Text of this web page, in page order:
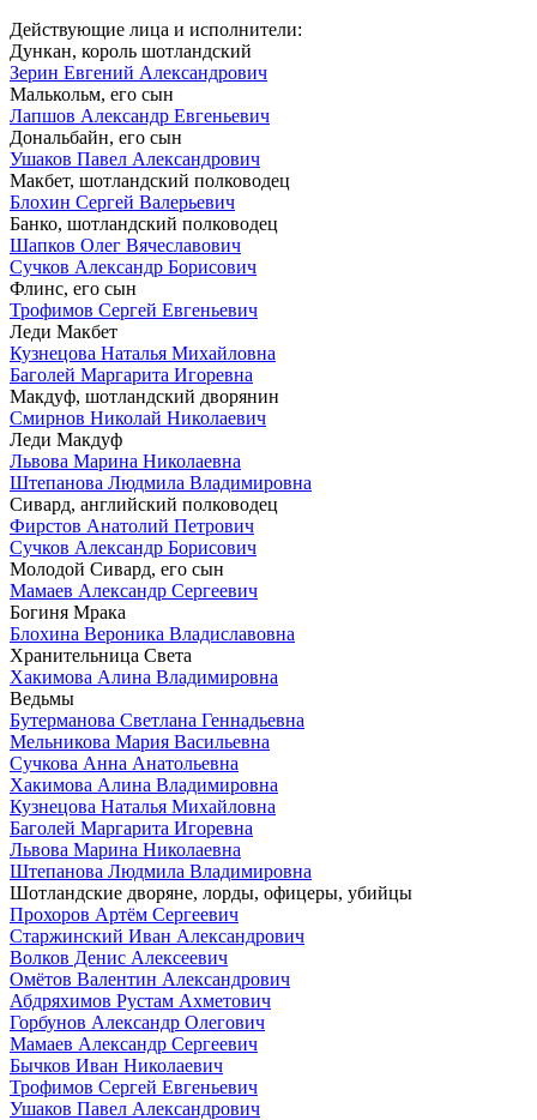
Действующие лица и исполнители:
Дункан, король шотландский
Зерин Евгений Александрович
Малькольм, его сын
Лапшов Александр Евгеньевич
Дональбайн, его сын
Ушаков Павел Александрович
Макбет, шотландский полководец
Блохин Сергей Валерьевич
Банко, шотландский полководец
Шапков Олег Вячеславович
Сучков Александр Борисович
Флинс, его сын
Трофимов Сергей Евгеньевич
Леди Макбет
Кузнецова Наталья Михайловна
Баголей Маргарита Игоревна
Макдуф, шотландский дворянин
Смирнов Николай Николаевич
Леди Макдуф
Львова Марина Николаевна
Штепанова Людмила Владимировна
Сивард, английский полководец
Фирстов Анатолий Петрович
Сучков Александр Борисович
Молодой Сивард, его сын
Мамаев Александр Сергеевич
Богиня Мрака
Блохина Вероника Владиславовна
Хранительница Света
Хакимова Алина Владимировна
Ведьмы
Бутерманова Светлана Геннадьевна
Мельникова Мария Васильевна
Сучкова Анна Анатольевна
Хакимова Алина Владимировна
Кузнецова Наталья Михайловна
Баголей Маргарита Игоревна
Львова Марина Николаевна
Штепанова Людмила Владимировна
Шотландские дворяне, лорды, офицеры, убийцы
Прохоров Артём Сергеевич
Старжинский Иван Александрович
Волков Денис Алексеевич
Омётов Валентин Александрович
Абдряхимов Рустам Ахметович
Горбунов Александр Олегович
Мамаев Александр Сергеевич
Бычков Иван Николаевич
Трофимов Сергей Евгеньевич
Ушаков Павел Александрович